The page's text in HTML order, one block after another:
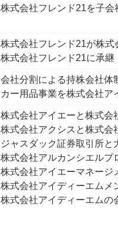
株式会社フレンド21を子会
株式会社フレンド21が株
株式会社フレンド21に承継
会社分割による持株会社体
カー用品事業を株式会社ア
株式会社アイエーと株式会
株式会社アクシスと株式会
ジャスダック証券取引所
株式会社アルカンシエルプ
株式会社アイエーマネージ
株式会社アイディーエムメ
株式会社アイディーエムの